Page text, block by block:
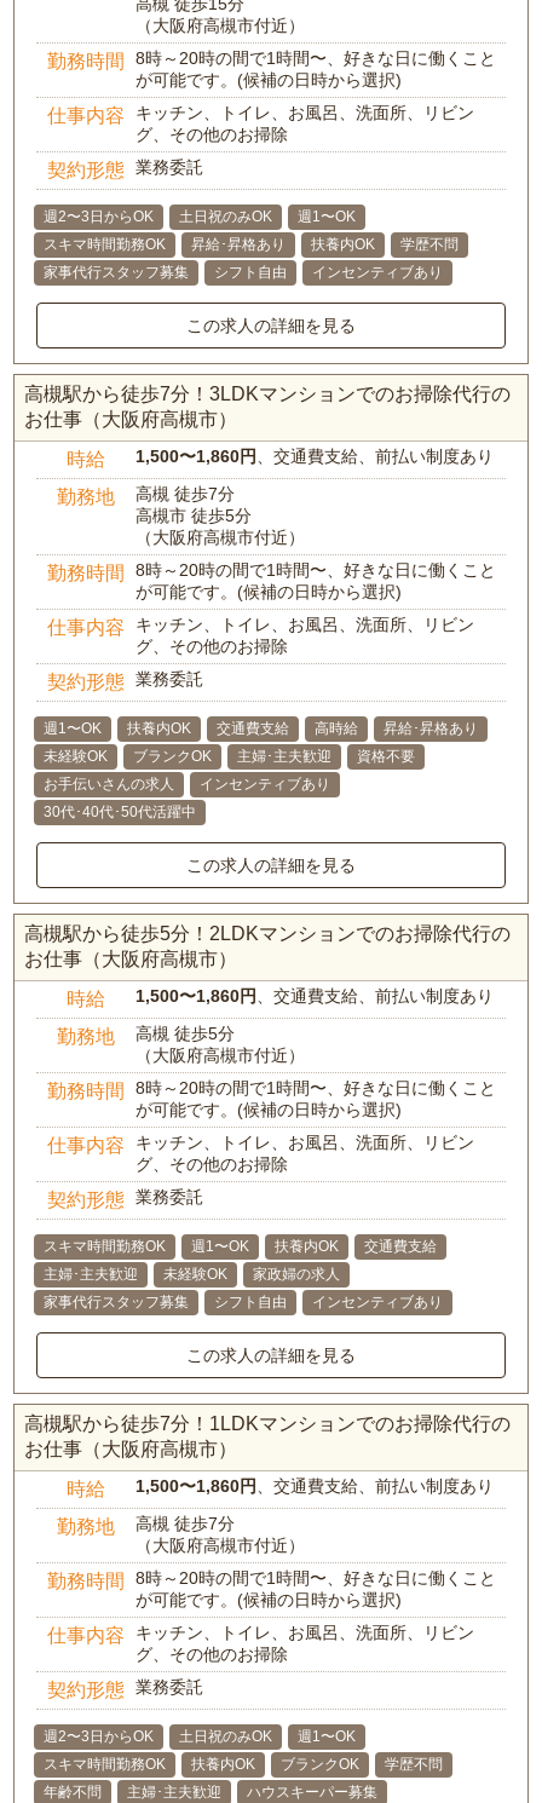
高槻 徒歩15分
（大阪府高槻市付近）
勤務時間
8時～20時の間で1時間〜、好きな日に働くこと
が可能です。(候補の日時から選択)
仕事内容
キッチン、トイレ、お風呂、洗面所、リビン
グ、その他のお掃除
契約形態 業務委託
週2〜3日からOK 土日祝のみOK
週1〜OK
スキマ時間勤務OK
昇給･昇格あり 扶養内OK
学歴不問
家事代行スタッフ募集
シフト自由 インセンティブあり
この求人の詳細を見る
高槻駅から徒歩7分！3LDKマンションでのお掃除代行の
お仕事（大阪府高槻市）
時給 1,500〜1,860円、交通費支給、前払い制度あり
勤務地
高槻 徒歩7分
高槻市 徒歩5分
（大阪府高槻市付近）
勤務時間
8時～20時の間で1時間〜、好きな日に働くこと
が可能です。(候補の日時から選択)
仕事内容
キッチン、トイレ、お風呂、洗面所、リビン
グ、その他のお掃除
契約形態 業務委託
週1〜OK 扶養内OK 交通費支給 高時給
昇給･昇格あり
未経験OK
ブランクOK 主婦･主夫歓迎
資格不要
お手伝いさんの求人
インセンティブあり
30代･40代･50代活躍中
この求人の詳細を見る
高槻駅から徒歩5分！2LDKマンションでのお掃除代行の
お仕事（大阪府高槻市）
時給 1,500〜1,860円、交通費支給、前払い制度あり
勤務地
高槻 徒歩5分
（大阪府高槻市付近）
勤務時間
8時～20時の間で1時間〜、好きな日に働くこと
が可能です。(候補の日時から選択)
仕事内容
キッチン、トイレ、お風呂、洗面所、リビン
グ、その他のお掃除
契約形態 業務委託
スキマ時間勤務OK 週1〜OK 扶養内OK
交通費支給
主婦･主夫歓迎
未経験OK
家政婦の求人
家事代行スタッフ募集
シフト自由 インセンティブあり
この求人の詳細を見る
高槻駅から徒歩7分！1LDKマンションでのお掃除代行の
お仕事（大阪府高槻市）
時給 1,500〜1,860円、交通費支給、前払い制度あり
勤務地
高槻 徒歩7分
（大阪府高槻市付近）
勤務時間
8時～20時の間で1時間〜、好きな日に働くこと
が可能です。(候補の日時から選択)
仕事内容
キッチン、トイレ、お風呂、洗面所、リビン
グ、その他のお掃除
契約形態 業務委託
週2〜3日からOK 土日祝のみOK
週1〜OK
スキマ時間勤務OK
扶養内OK ブランクOK
学歴不問
年齢不問
主婦･主夫歓迎
ハウスキーパー募集